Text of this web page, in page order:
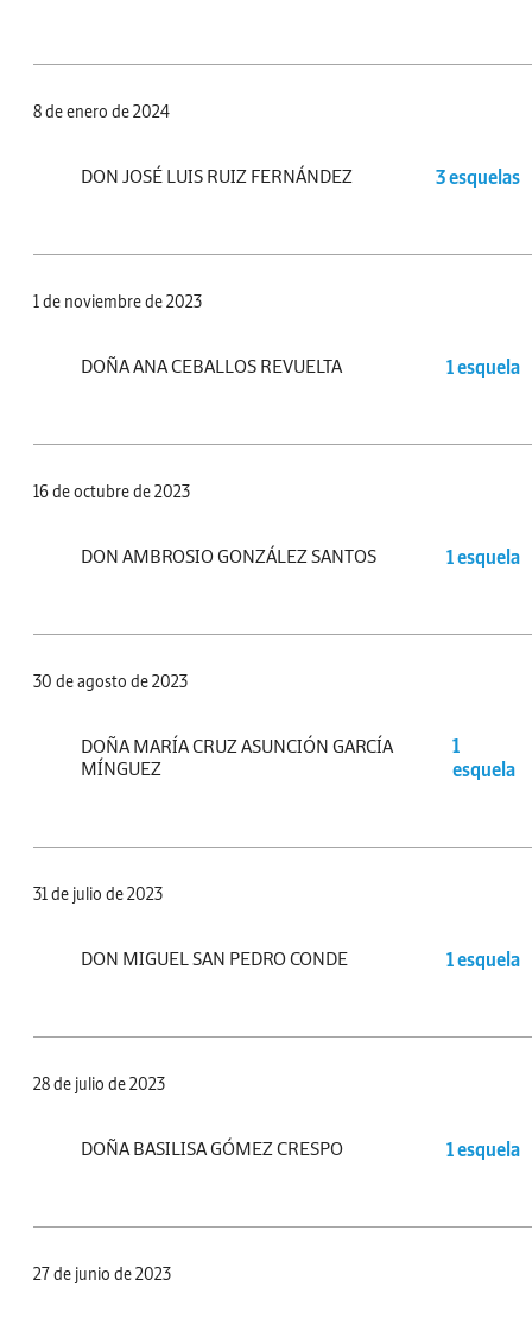
8 de enero de 2024
DON JOSÉ LUIS RUIZ FERNÁNDEZ 3 esquelas
1 de noviembre de 2023
DOÑA ANA CEBALLOS REVUELTA 1 esquela
16 de octubre de 2023
DON AMBROSIO GONZÁLEZ SANTOS 1 esquela
30 de agosto de 2023
DOÑA MARÍA CRUZ ASUNCIÓN GARCÍA
MÍNGUEZ
1
esquela
31 de julio de 2023
DON MIGUEL SAN PEDRO CONDE 1 esquela
28 de julio de 2023
DOÑA BASILISA GÓMEZ CRESPO 1 esquela
27 de junio de 2023